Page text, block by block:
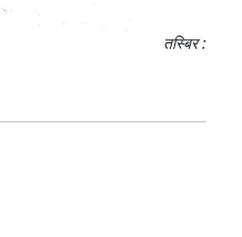
तस्बिर :